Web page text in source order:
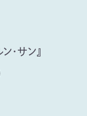
・サン』